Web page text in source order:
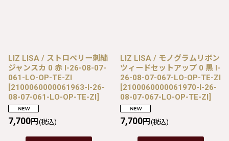
LIZ LISA / ストロベリー刺繍
ジャンスカ 0 赤 I-26-08-07-
061-LO-OP-TE-ZI
[2100060000061963-I-26-
08-07-061-LO-OP-TE-ZI]
7,700円 (税込)
LIZ LISA / モノグラムリボン
ツィードセットアップ 0 黒 I-
26-08-07-067-LO-OP-TE-ZI
[2100060000061970-I-26-
08-07-067-LO-OP-TE-ZI]
7,700円 (税込)